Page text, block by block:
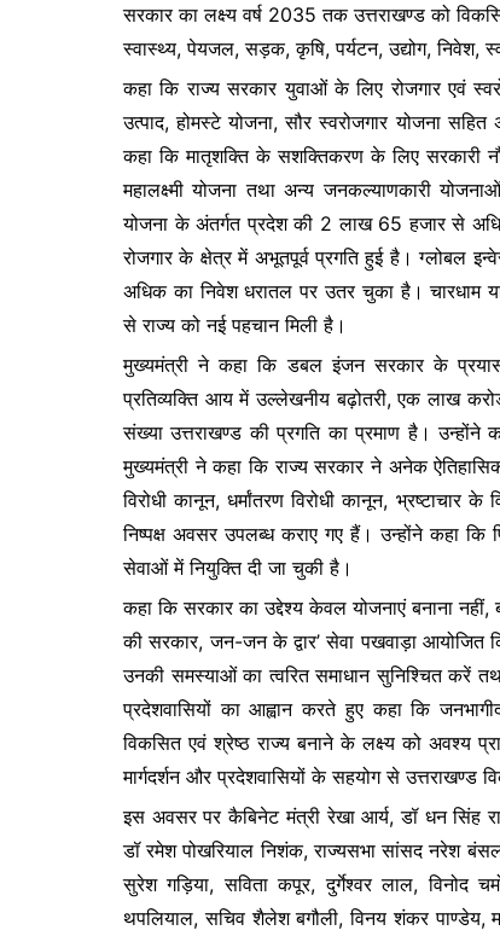
सरकार का लक्ष्य वर्ष 2035 तक उत्तराखण्ड को
स्वास्थ्य, पेयजल, सड़क, कृषि, पर्यटन, उद्योग, निवेश,
कहा कि राज्य सरकार युवाओं के लिए रोजगार एवं
उत्पाद, होमस्टे योजना, सौर स्वरोजगार योजना
कहा कि मातृशक्ति के सशक्तिकरण के लिए सरकारी
महालक्ष्मी योजना तथा अन्य जनकल्याणकारी
योजना के अंतर्गत प्रदेश की 2 लाख 65 हजार से
रोजगार के क्षेत्र में अभूतपूर्व प्रगति हुई है। ग्लोबल
अधिक का निवेश धरातल पर उतर चुका है। चारधाम
से राज्य को नई पहचान मिली है।
मुख्यमंत्री ने कहा कि डबल इंजन सरकार के
प्रतिव्यक्ति आय में उल्लेखनीय बढ़ोतरी, एक लाख
संख्या उत्तराखण्ड की प्रगति का प्रमाण है। उन्होंने
मुख्यमंत्री ने कहा कि राज्य सरकार ने अनेक
विरोधी कानून, धर्मांतरण विरोधी कानून, भ्रष्टाचार
निष्पक्ष अवसर उपलब्ध कराए गए हैं। उन्होंने कहा
सेवाओं में नियुक्ति दी जा चुकी है।
कहा कि सरकार का उद्देश्य केवल योजनाएं बनाना
की सरकार, जन-जन के द्वार’ सेवा पखवाड़ा आयोजित
उनकी समस्याओं का त्वरित समाधान सुनिश्चित करें
प्रदेशवासियों का आह्वान करते हुए कहा कि
विकसित एवं श्रेष्ठ राज्य बनाने के लक्ष्य को अवश्य
मार्गदर्शन और प्रदेशवासियों के सहयोग से उत्तराखण्ड
इस अवसर पर कैबिनेट मंत्री रेखा आर्य, डॉ धन सिंह
डॉ रमेश पोखरियाल निशंक, राज्यसभा सांसद नरेश
सुरेश गड़िया, सविता कपूर, दुर्गेश्वर लाल, विनोद
थपलियाल, सचिव शैलेश बगौली, विनय शंकर पाण्डेय,